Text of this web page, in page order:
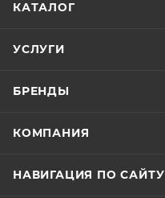
КАТАЛОГ
УСЛУГИ
БРЕНДЫ
КОМПАНИЯ
НАВИГАЦИЯ ПО САЙТУ